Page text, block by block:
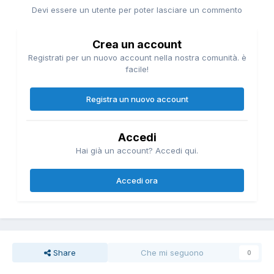
Devi essere un utente per poter lasciare un commento
Crea un account
Registrati per un nuovo account nella nostra comunità. è
facile!
Registra un nuovo account
Accedi
Hai già un account? Accedi qui.
Accedi ora
Share Che mi seguono 0